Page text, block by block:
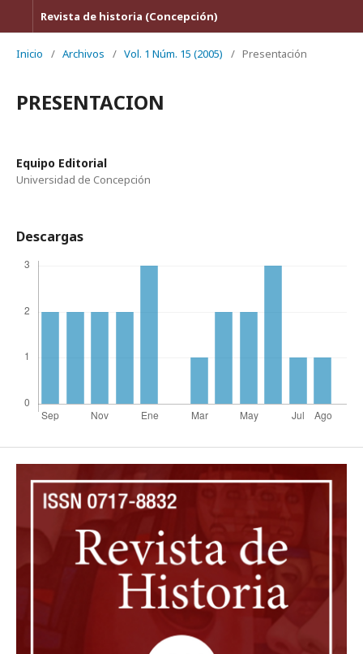
Revista de historia (Concepción)
Inicio / Archivos / Vol. 1 Núm. 15 (2005) / Presentación
PRESENTACION
Equipo Editorial
Universidad de Concepción
Descargas